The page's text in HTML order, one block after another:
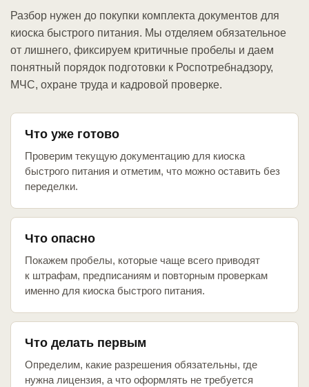
Разбор нужен до покупки комплекта документов для
киоска быстрого питания. Мы отделяем обязательное
от лишнего, фиксируем критичные пробелы и даем
понятный порядок подготовки к Роспотребнадзору,
МЧС, охране труда и кадровой проверке.
Что уже готово
Проверим текущую документацию для киоска
быстрого питания и отметим, что можно оставить без
переделки.
Что опасно
Покажем пробелы, которые чаще всего приводят
к штрафам, предписаниям и повторным проверкам
именно для киоска быстрого питания.
Что делать первым
Определим, какие разрешения обязательны, где
нужна лицензия, а что оформлять не требуется